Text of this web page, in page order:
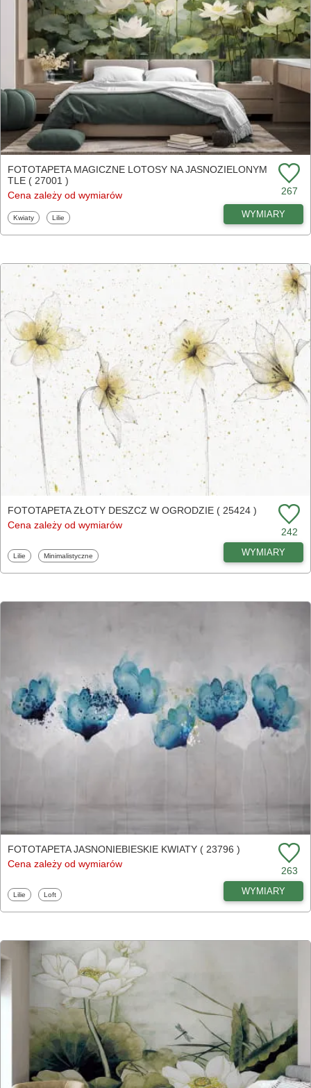
FOTOTAPETA MAGICZNE LOTOSY NA JASNOZIELONYM
TLE ( 27001 )
Cena zależy od wymiarów
267
Fototapety
Kwiaty Fototapety
Lilie WYMIARY
FOTOTAPETA ZŁOTY DESZCZ W OGRODZIE ( 25424 )
Cena zależy od wymiarów
242
Fototapety
Lilie Fototapety
Minimalistyczne WYMIARY
FOTOTAPETA JASNONIEBIESKIE KWIATY ( 23796 )
Cena zależy od wymiarów
263
Fototapety
Lilie Fototapety
Loft WYMIARY